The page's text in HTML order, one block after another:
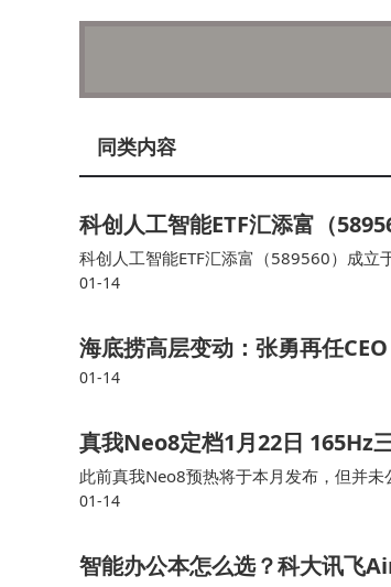
同类内容
科创人工智能ETF汇添富（
科创人工智能ETF汇添富（589560）成
资基金，基金简称为汇添富上证科创板人
01-14
海底捞高层变动：张勇再任
01-14
真我Neo8定档1月22日 165Hz
此前真我Neo8预热将于本月发布，但并
「165Hz性能觉醒，狠超上限」，采用的
01-14
智能办公本怎么选？科大讯飞